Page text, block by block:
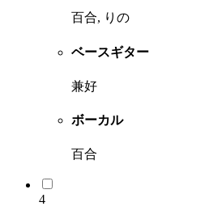
百合, りの
ベースギター
兼好
ボーカル
百合
4